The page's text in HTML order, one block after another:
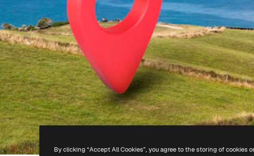
By clicking “Accept All Cookies”, you agree to the storing of cookies